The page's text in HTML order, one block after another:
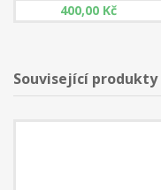
životaschopnost, varianty
černý často dovolí
útočí, případně získá
400,00 Kč
Související produkty